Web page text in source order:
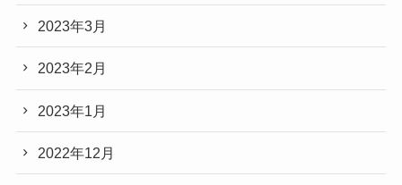
2023年3月
2023年2月
2023年1月
2022年12月